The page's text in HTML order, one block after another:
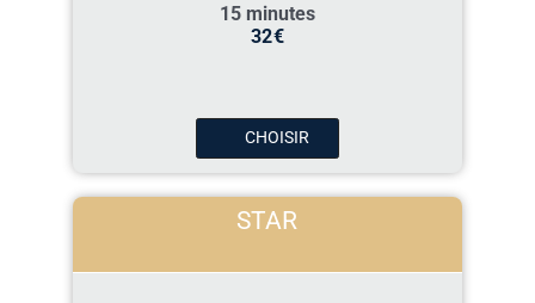
15 minutes
32€
CHOISIR
STAR